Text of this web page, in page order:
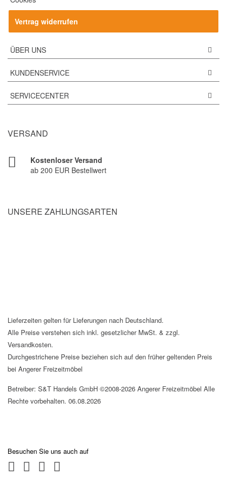
Vertrag widerrufen
ÜBER UNS
KUNDENSERVICE
SERVICECENTER
VERSAND
Kostenloser Versand
ab 200 EUR Bestellwert
UNSERE ZAHLUNGSARTEN
Lieferzeiten gelten für Lieferungen nach Deutschland.
Alle Preise verstehen sich inkl. gesetzlicher MwSt. & zzgl.
Versandkosten.
Durchgestrichene Preise beziehen sich auf den früher geltenden Preis
bei Angerer Freizeitmöbel
Betreiber: S&T Handels GmbH ©2008-2026 Angerer Freizeitmöbel Alle
Rechte vorbehalten. 06.08.2026
Besuchen Sie uns auch auf